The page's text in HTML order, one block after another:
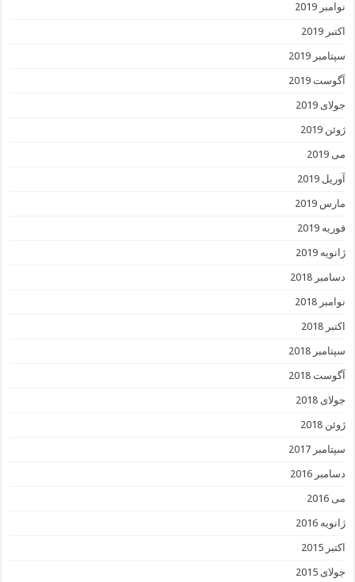
نوامبر 2019
اکتبر 2019
سپتامبر 2019
آگوست 2019
جولای 2019
ژوئن 2019
می 2019
آوریل 2019
مارس 2019
فوریه 2019
ژانویه 2019
دسامبر 2018
نوامبر 2018
اکتبر 2018
سپتامبر 2018
آگوست 2018
جولای 2018
ژوئن 2018
سپتامبر 2017
دسامبر 2016
می 2016
ژانویه 2016
اکتبر 2015
جولای 2015